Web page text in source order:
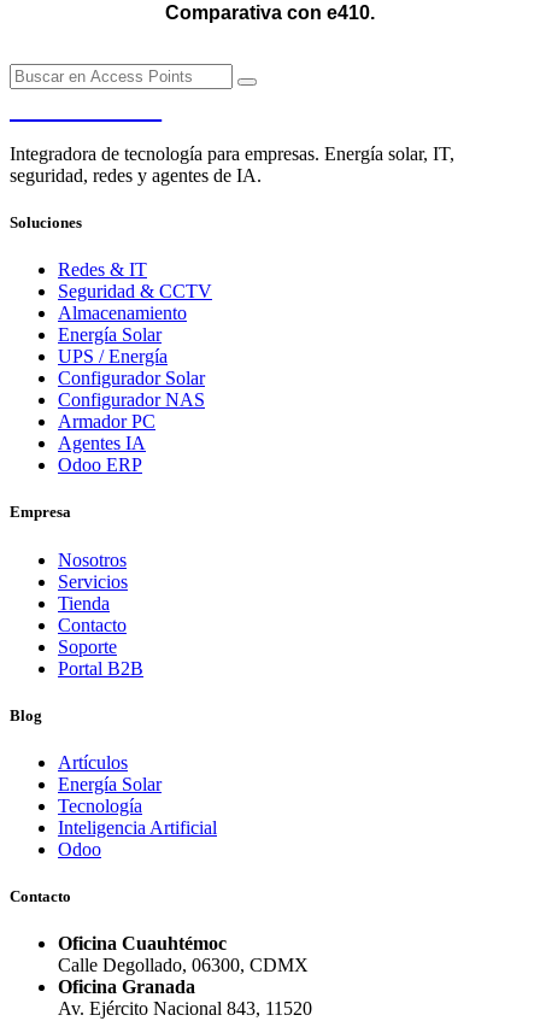
Comparativa con e410.
Integradora de tecnología para empresas. Energía solar, IT,
seguridad, redes y agentes de IA.
Soluciones
Redes & IT
Seguridad & CCTV
Almacenamiento
Energía Solar
UPS / Energía
Configurador Solar
Configurador NAS
Armador PC
Agentes IA
Odoo ERP
Empresa
Nosotros
Servicios
Tienda
Contacto
Soporte
Portal B2B
Blog
Artículos
Energía Solar
Tecnología
Inteligencia Artificial
Odoo
Contacto
Oficina Cuauhtémoc
Calle Degollado, 06300, CDMX
Oficina Granada
Av. Ejército Nacional 843, 11520